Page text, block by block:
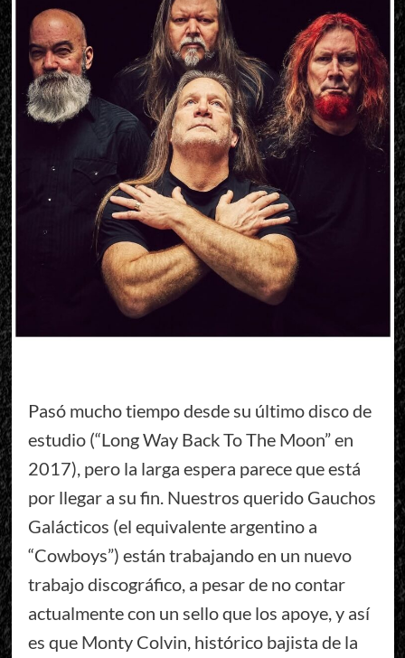
Pasó mucho tiempo desde su último disco de
estudio (“Long Way Back To The Moon” en
2017), pero la larga espera parece que está
por llegar a su fin. Nuestros querido Gauchos
Galácticos (el equivalente argentino a
“Cowboys”) están trabajando en un nuevo
trabajo discográfico, a pesar de no contar
actualmente con un sello que los apoye, y así
es que Monty Colvin, histórico bajista de la